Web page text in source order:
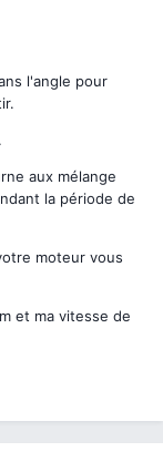
l'angle pour
aux mélange
la période de
moteur vous
et ma vitesse de